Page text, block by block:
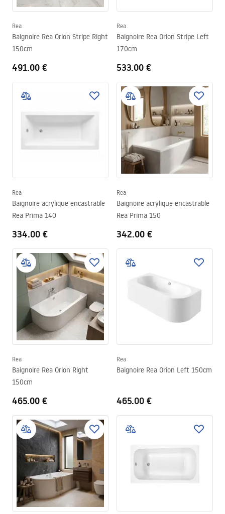
Rea
Baignoire Rea Orion Stripe Right
150cm
491.00 €
Rea
Baignoire Rea Orion Stripe Left
170cm
533.00 €
Rea
Baignoire acrylique encastrable
Rea Prima 140
334.00 €
Rea
Baignoire acrylique encastrable
Rea Prima 150
342.00 €
Rea
Baignoire Rea Orion Right
150cm
465.00 €
Rea
Baignoire Rea Orion Left 150cm
465.00 €